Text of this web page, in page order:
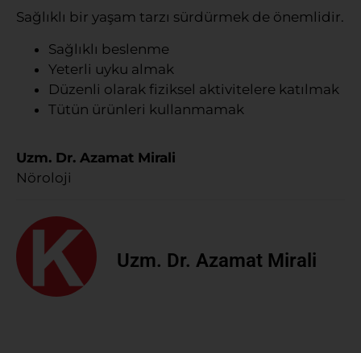
Sağlıklı bir yaşam tarzı sürdürmek de önemlidir.
Sağlıklı beslenme
Yeterli uyku almak
Düzenli olarak fiziksel aktivitelere katılmak
Tütün ürünleri kullanmamak
Uzm. Dr. Azamat Mirali
Nöroloji
Uzm. Dr. Azamat Mirali